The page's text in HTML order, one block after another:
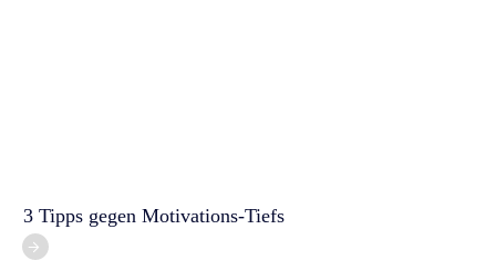
3 Tipps gegen Motivations-Tiefs